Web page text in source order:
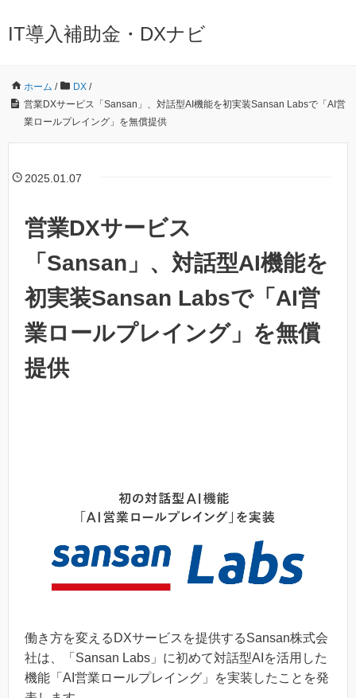
IT導入補助金・DXナビ
ホーム / DX /
営業DXサービス「Sansan」、対話型AI機能を初実装Sansan Labsで「AI営
業ロールプレイング」を無償提供
2025.01.07
営業DXサービス
「Sansan」、対話型AI機能を
初実装Sansan Labsで「AI営
業ロールプレイング」を無償
提供
働き方を変えるDXサービスを提供するSansan株式会
社は、「Sansan Labs」に初めて対話型AIを活用した
機能「AI営業ロールプレイング」を実装したことを発